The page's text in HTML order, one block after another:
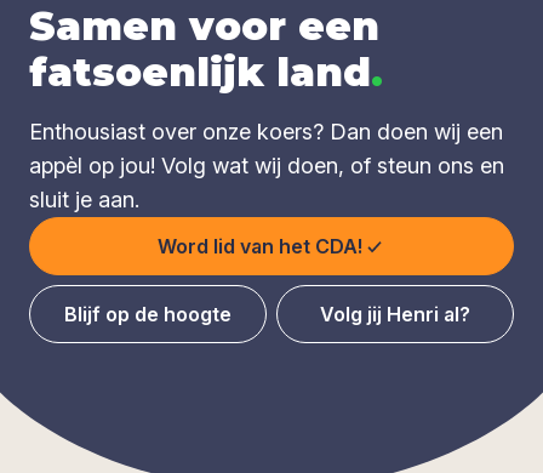
Samen voor een
fatsoenlijk land.
Enthousiast over onze koers? Dan doen wij een
appèl op jou! Volg wat wij doen, of steun ons en
sluit je aan.
Word lid van het CDA!
Blijf op de hoogte Volg jij Henri al?